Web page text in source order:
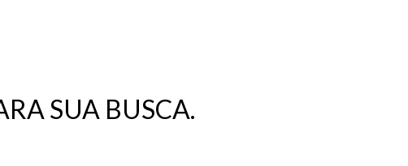
SUA BUSCA.